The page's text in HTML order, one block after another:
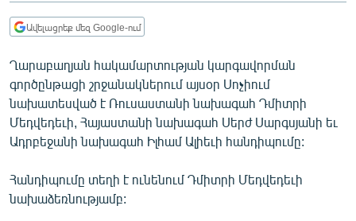
ՏՆՏԵՍՈՒԹՅՈՒՆ
ՊԱՏԵՐԱԶՄԻ 6 ՇԱԲԱԹՆԵՐԸ
ՏԱՐԱԾԱՇՐՋԱՆ
ՄԻՋԱԶԳԱՅԻՆ
ՍՊՈՐՏ
Ավելացրեք մեզ Google-ում
Ղարաբաղյան հակամարտության կարգավորման
գործընթացի շրջանակներում այսօր Սոչիում
նախատեսված է Ռուսաստանի նախագահ Դմիտրի
Մեդվեդեւի, Հայաստանի նախագահ Սերժ Սարգսյանի եւ
Ադրբեջանի նախագահ Իլհամ Ալիեւի հանդիպումը:
Հանդիպումը տեղի է ունենում Դմիտրի Մեդվեդեւի
նախաձեռնությամբ: